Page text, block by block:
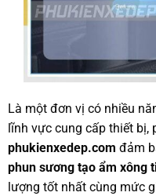
Là một đơn vị có nhiều
lĩnh vực cung cấp thiết bị,
phukienxedep.com đảm
phun sương tạo ẩm xông
lượng tốt nhất cùng mức